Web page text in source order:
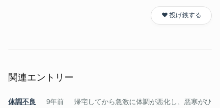
❤️ 投げ銭する
関連エントリー
体調不良 9年前
帰宅してから急激に体調が悪化し、悪寒がひ